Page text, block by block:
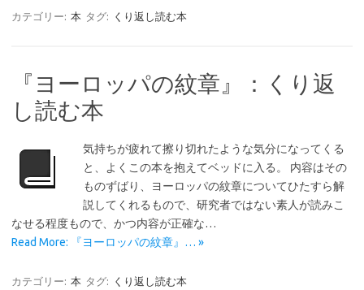
カテゴリー: 本 タグ: くり返し読む本
『ヨーロッパの紋章』：くり返
し読む本
気持ちが疲れて擦り切れたような気分になってくる
と、よくこの本を抱えてベッドに入る。 内容はその
ものずばり、ヨーロッパの紋章についてひたすら解
説してくれるもので、研究者ではない素人が読みこ
なせる程度もので、かつ内容が正確な…
Read More: 『ヨーロッパの紋章』… »
カテゴリー: 本 タグ: くり返し読む本